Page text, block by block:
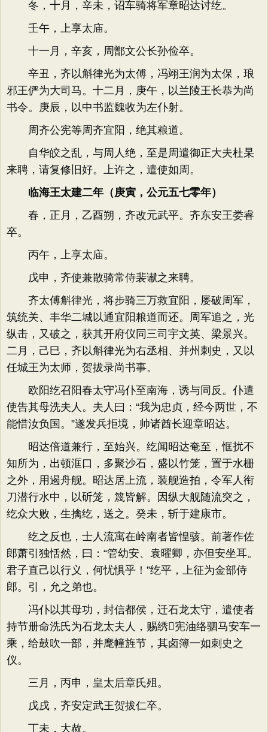
冬，十月，辛未，诏车骑将军章昭达讨纥。
壬午，上享太庙。
十一月，辛亥，周鄫文公长孙俭卒。
辛丑，齐以斛律光为太傅，冯翊王润为太保，琅
邪王俨为大司马。十二月，庚午，以兰陵王长恭为尚
书令。庚辰，以中书监魏收为左仆射。
周齐公宪等周齐宜阳，绝其粮道。
自华皎之乱，与周人绝，至是周遣御正大夫杜杲
来聘，请复修旧好。上许之，遣使如周。
临海王太建二年（庚寅，公元五七零年）
春，正月，乙酉朔，齐改元武平。齐东安王娄睿
卒。
丙午，上享太庙。
戊申，齐使兼散骑常侍裴谳之来聘。
齐太傅斛律光，将步骑三万救宜阳，屡破周军，
筑统关、丰华二城以通宜阳粮道而还。周军追之，光
纵击，又破之，获其开府仪同三司宇文英、梁景兴。
二月，己巳，齐以斛律光为右丞相、并州刺史，又以
任城王为太师，贺拔录尚书事。
欧阳纥召阳春太守冯仆至南海，诱与同反。仆遣
使告其母洗夫人。夫人曰：“我为忠贞，经今两世，不
能惜汝负国。”遂发兵拒境，帅诸酋长迎章昭达。
昭达倍道兼行，至始兴。纥闻昭达奄至，恇扰不
知所为，出顿洭口，多聚沙石，盛以竹笼，置于水栅
之外，用遏舟舰。昭达居上流，装舰造拍，令军人衔
刀潜行水中，以斫笼，篾皆解。因纵大舰随流突之，
纥众大败，生擒纥，送之。癸未，斩于建康市。
纥之反也，士人流寓在岭南者皆惶骇。前著作佐
郎萧引独恬然，曰：“管幼安、袁曜卿，亦但安坐耳。
君子直己以行义，何忧惧乎！”纥平，上征为金部侍
郎。引，允之弟也。
冯仆以其母功，封信都侯，迁石龙太守，遣使者
持节册命洗氏为石龙太夫人，赐绣宪油络驷马安车一
乘，给鼓吹一部，并麾幢旌节，其卤簿一如刺史之
仪。
三月，丙申，皇太后章氏殂。
戊戌，齐安定武王贺拔仁卒。
丁未，大赦。